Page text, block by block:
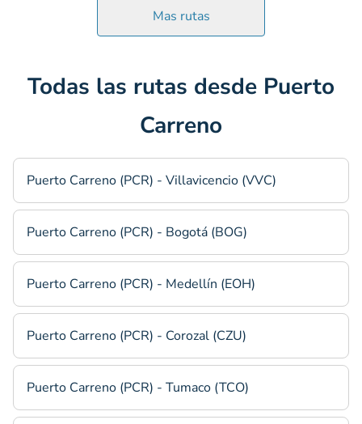
Mas rutas
Todas las rutas desde Puerto
Carreno
Puerto Carreno (PCR) - Villavicencio (VVC)
Puerto Carreno (PCR) - Bogotá (BOG)
Puerto Carreno (PCR) - Medellín (EOH)
Puerto Carreno (PCR) - Corozal (CZU)
Puerto Carreno (PCR) - Tumaco (TCO)